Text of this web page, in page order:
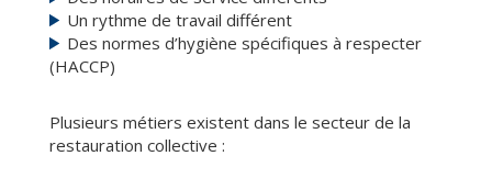
Un rythme de travail différent
Des normes d’hygiène spécifiques à respecter
(HACCP)
Plusieurs métiers existent dans le secteur de la
restauration collective :